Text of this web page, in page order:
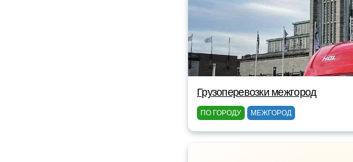
Грузоперевозки межгород
ПО ГОРОДУ МЕЖГОРОД